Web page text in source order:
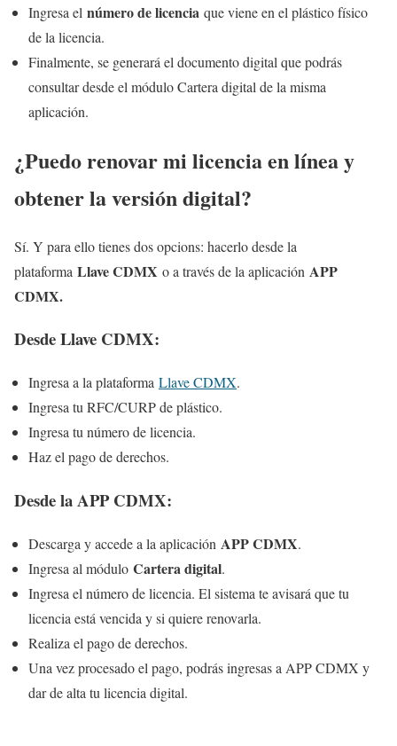
Ingresa el número de licencia que viene en el plástico físico
de la licencia.
Finalmente, se generará el documento digital que podrás
consultar desde el módulo Cartera digital de la misma
aplicación.
¿Puedo renovar mi licencia en línea y
obtener la versión digital?
Sí. Y para ello tienes dos opcions: hacerlo desde la
plataforma Llave CDMX o a través de la aplicación APP
CDMX.
Desde Llave CDMX:
Ingresa a la plataforma Llave CDMX.
Ingresa tu RFC/CURP de plástico.
Ingresa tu número de licencia.
Haz el pago de derechos.
Desde la APP CDMX:
Descarga y accede a la aplicación APP CDMX.
Ingresa al módulo Cartera digital.
Ingresa el número de licencia. El sistema te avisará que tu
licencia está vencida y si quiere renovarla.
Realiza el pago de derechos.
Una vez procesado el pago, podrás ingresas a APP CDMX y
dar de alta tu licencia digital.